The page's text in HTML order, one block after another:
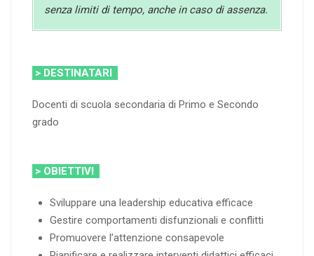
senza limiti di tempo, anche in caso di assenza.
> DESTINATARI
Docenti di scuola secondaria di Primo e Secondo
grado
> OBIETTIVI
Sviluppare una leadership educativa efficace
Gestire comportamenti disfunzionali e conflitti
Promuovere l’attenzione consapevole